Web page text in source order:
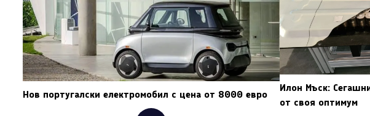
Нов португалски електромобил с цена от 8000 евро
Илон Мъск:
от своя оптимум